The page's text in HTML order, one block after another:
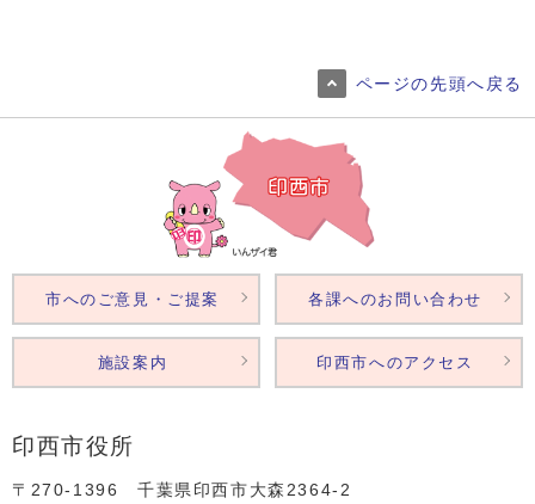
ページの先頭へ戻る
印西市役所
〒270-1396 千葉県印西市大森2364‐2
市へのご意見・ご提案 各課へのお問い合わせ
施設案内 印西市へのアクセス